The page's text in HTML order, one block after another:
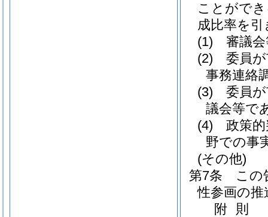
ことがで
成比率を
(1)
審議
(2)
委員
事務連絡
(3)
委員
議会等で
(4)
政策
野での事
(その他)
第7条
この
性参画の
附 則